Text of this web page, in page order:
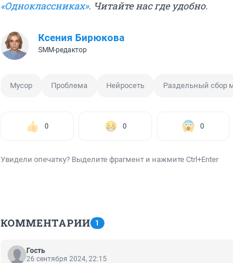
«Одноклассниках». Читайте нас где удобно.
Ксения Бирюкова
SMM-редактор
Мусор Проблема Нейросеть Раздельный сбор
0 0 0
Увидели опечатку? Выделите фрагмент и нажмите Ctrl+Enter
КОММЕНТАРИИ 1
Гость
26 сентября 2024, 22:15